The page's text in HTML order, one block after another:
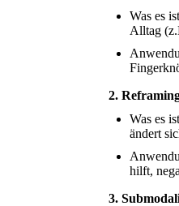
Was es
Alltag
2.
Was es
ändert
hilft,
3.